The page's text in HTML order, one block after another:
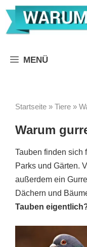
Zum
Inhalt
springen
MENÜ
Startseite » Tiere »
Warum
Tauben finden sich
Parks und Gärten.
außerdem ein
Dächern und
Tauben